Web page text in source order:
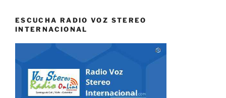
ESCUCHA RADIO VOZ STEREO
INTERNACIONAL